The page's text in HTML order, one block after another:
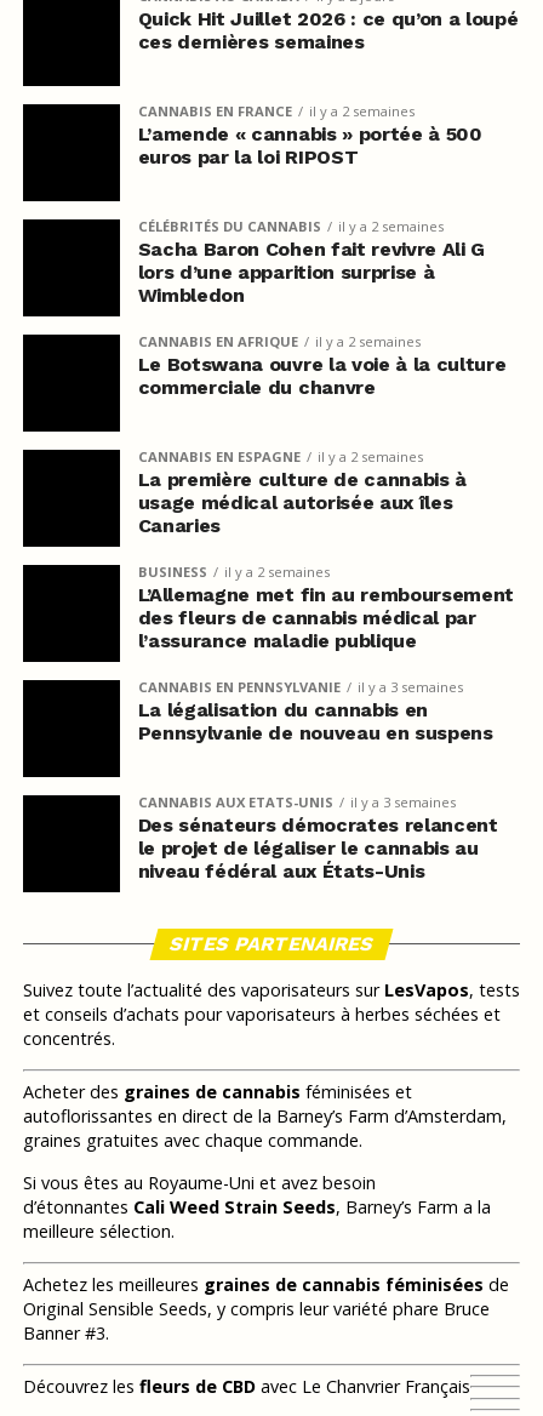
Quick Hit Juillet 2026 : ce qu’on a loupé
ces dernières semaines
CANNABIS EN FRANCE il y a 2 semaines
L’amende « cannabis » portée à 500
euros par la loi RIPOST
CÉLÉBRITÉS DU CANNABIS il y a 2 semaines
Sacha Baron Cohen fait revivre Ali G
lors d’une apparition surprise à
Wimbledon
CANNABIS EN AFRIQUE il y a 2 semaines
Le Botswana ouvre la voie à la culture
commerciale du chanvre
CANNABIS EN ESPAGNE il y a 2 semaines
La première culture de cannabis à
usage médical autorisée aux îles
Canaries
BUSINESS il y a 2 semaines
L’Allemagne met fin au remboursement
des fleurs de cannabis médical par
l’assurance maladie publique
CANNABIS EN PENNSYLVANIE il y a 3 semaines
La légalisation du cannabis en
Pennsylvanie de nouveau en suspens
CANNABIS AUX ETATS-UNIS il y a 3 semaines
Des sénateurs démocrates relancent
le projet de légaliser le cannabis au
niveau fédéral aux États-Unis
SITES PARTENAIRES
Suivez toute l’actualité des vaporisateurs sur LesVapos, tests
et conseils d’achats pour vaporisateurs à herbes séchées et
concentrés.
Acheter des graines de cannabis féminisées et
autoflorissantes en direct de la Barney’s Farm d’Amsterdam,
graines gratuites avec chaque commande.
Si vous êtes au Royaume-Uni et avez besoin
d’étonnantes Cali Weed Strain Seeds, Barney’s Farm a la
meilleure sélection.
Achetez les meilleures graines de cannabis féminisées de
Original Sensible Seeds, y compris leur variété phare Bruce
Banner #3.
Découvrez les fleurs de CBDavec Le Chanvrier Français